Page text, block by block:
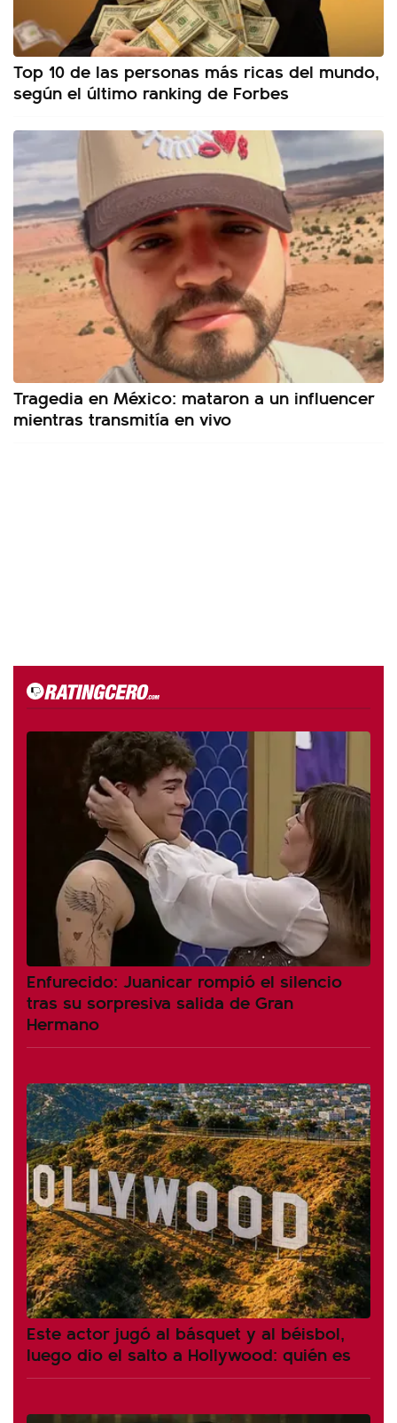
Top 10 de las personas más ricas del mundo,
según el último ranking de Forbes
Tragedia en México: mataron a un influencer
mientras transmitía en vivo
Enfurecido: Juanicar rompió el silencio
tras su sorpresiva salida de Gran
Hermano
Este actor jugó al básquet y al béisbol,
luego dio el salto a Hollywood: quién es